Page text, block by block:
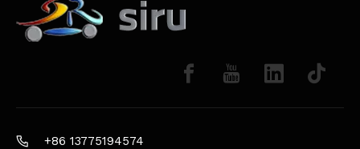
+86 13775194574